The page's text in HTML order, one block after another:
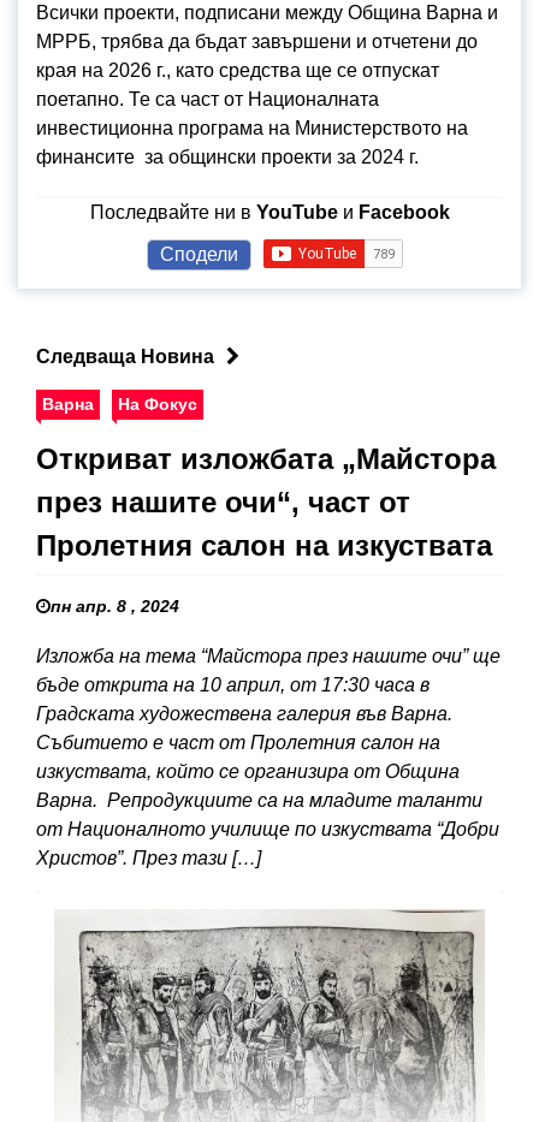
Всички проекти, подписани между Община Варна и
МРРБ, трябва да бъдат завършени и отчетени до
края на 2026 г., като средства ще се отпускат
поетапно. Те са част от Националната
инвестиционна програма на Министерството на
финансите за общински проекти за 2024 г.
Последвайте ни в YouTubeи Facebook
Сподели
Следваща Новина
Варна На Фокус
Откриват изложбата „Майстора
през нашите очи“, част от
Пролетния салон на изкуствата
пн апр. 8 , 2024
Изложба на тема “Майстора през нашите очи” ще
бъде открита на 10 април, от 17:30 часа в
Градската художествена галерия във Варна.
Събитието е част от Пролетния салон на
изкуствата, който се организира от Община
Варна. Репродукциите са на младите таланти
от Националното училище по изкуствата “Добри
Христов”. През тази […]